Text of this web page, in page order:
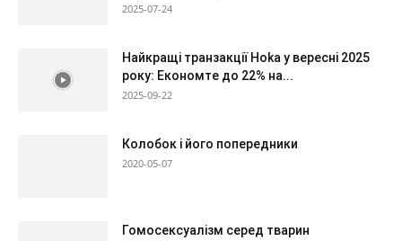
2025-07-24
Найкращі транзакції Hoka у вересні 2025
року: Економте до 22% на...
2025-09-22
Колобок і його попередники
2020-05-07
Гомосексуалізм серед тварин